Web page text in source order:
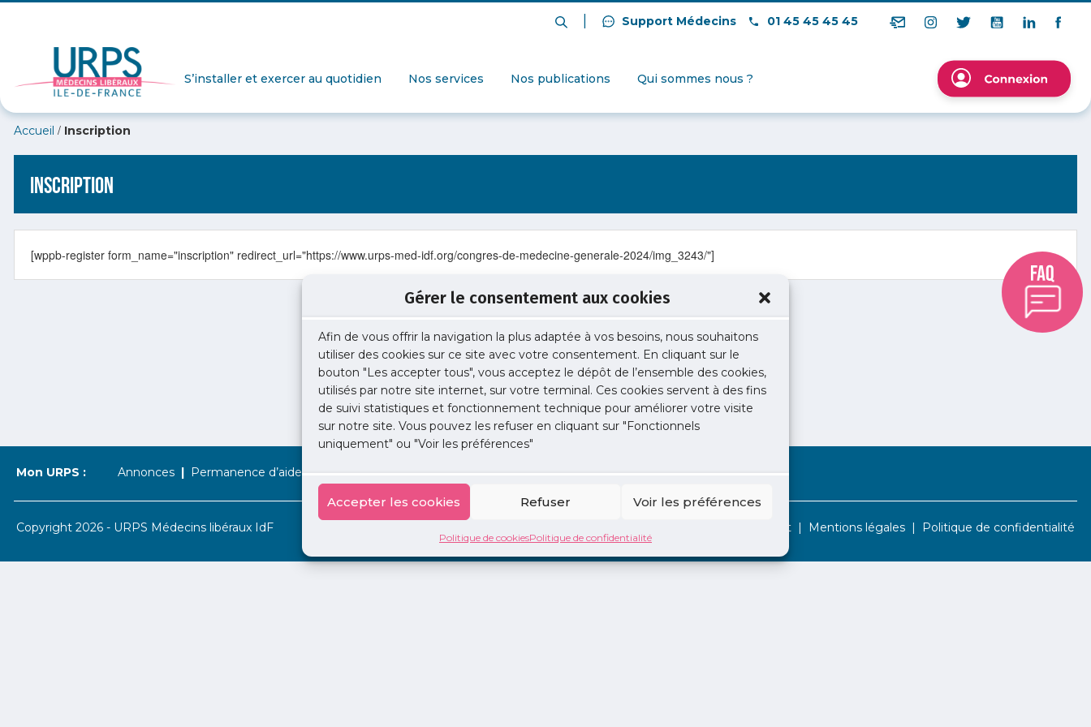
Gérer le consentement aux cookies
Afin de vous offrir la navigation la plus adaptée à vos besoins, nous souhaitons
utiliser des cookies sur ce site avec votre consentement. En cliquant sur le
bouton "Les accepter tous", vous acceptez le dépôt de l’ensemble des cookies,
utilisés par notre site internet, sur votre terminal. Ces cookies servent à des fins
de suivi statistiques et fonctionnement technique pour améliorer votre visite
sur notre site. Vous pouvez les refuser en cliquant sur "Fonctionnels
uniquement" ou "Voir les préférences"
Accepter les cookies Refuser Voir les préférences
Politique de cookiesPolitique de confidentialité
Support Médecins 01 45 45 45 45
S’installer et exercer au quotidien Nos services Nos publications Qui sommes nous ?
Accueil / Inscription
Inscription
[wppb-register form_name="inscription" redirect_url="https://www.urps-med-idf.org/congres-de-medecine-generale-2024/img_3243/"]
Mon URPS : Annonces Permanence d’aide à l’installation La Centrale 2 jours en libéral Adopte 1 Doc
Copyright 2026 - URPS Médecins libéraux IdF Contact Mentions légales Politique de confidentialité